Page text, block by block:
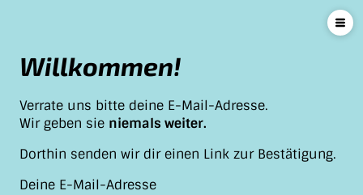
Willkommen!
Verrate uns bitte deine E-Mail-Adresse.
Wir geben sie niemals weiter.
Dorthin senden wir dir einen Link zur Bestätigung.
Deine E-Mail-Adresse